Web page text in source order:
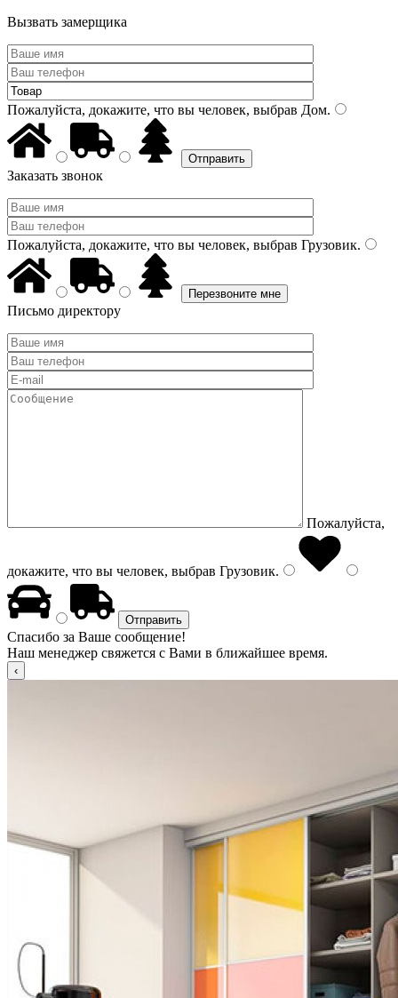
Вызвать замерщика
Пожалуйста, докажите, что вы человек, выбрав Дом.
Заказать звонок
Пожалуйста, докажите, что вы человек, выбрав Грузовик.
Письмо директору
Пожалуйста,
докажите, что вы человек, выбрав Грузовик.
Спасибо за Ваше сообщение!
Наш менеджер свяжется с Вами в ближайшее время.